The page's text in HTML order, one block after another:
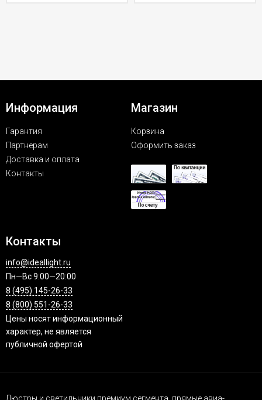
Информация
Гарантия
Партнерам
Доставка и оплата
Контакты
Магазин
Корзина
Оформить заказ
Контакты
info@ideallight.ru
Пн—Вс 9:00—20:00
8 (495) 145-26-33
8 (800) 551-26-33
Цены носят информационный
характер, не является
публичной офертой